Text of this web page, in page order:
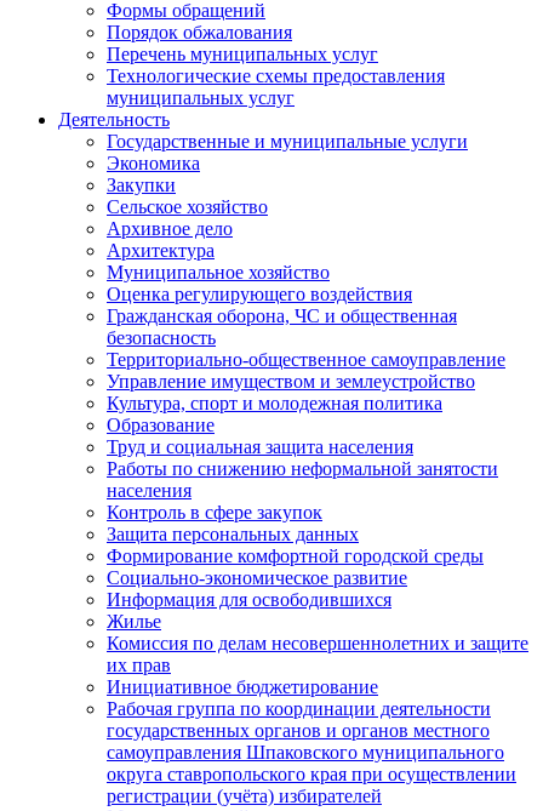
Формы обращений
Порядок обжалования
Перечень муниципальных услуг
Технологические схемы предоставления
муниципальных услуг
Деятельность
Государственные и муниципальные услуги
Экономика
Закупки
Сельское хозяйство
Архивное дело
Архитектура
Муниципальное хозяйство
Оценка регулирующего воздействия
Гражданская оборона, ЧС и общественная
безопасность
Территориально-общественное самоуправление
Управление имуществом и землеустройство
Культура, спорт и молодежная политика
Образование
Труд и социальная защита населения
Работы по снижению неформальной занятости
населения
Контроль в сфере закупок
Защита персональных данных
Формирование комфортной городской среды
Социально-экономическое развитие
Информация для освободившихся
Жилье
Комиссия по делам несовершеннолетних и защите
их прав
Инициативное бюджетирование
Рабочая группа по координации деятельности
государственных органов и органов местного
самоуправления Шпаковского муниципального
округа ставропольского края при осуществлении
регистрации (учёта) избирателей